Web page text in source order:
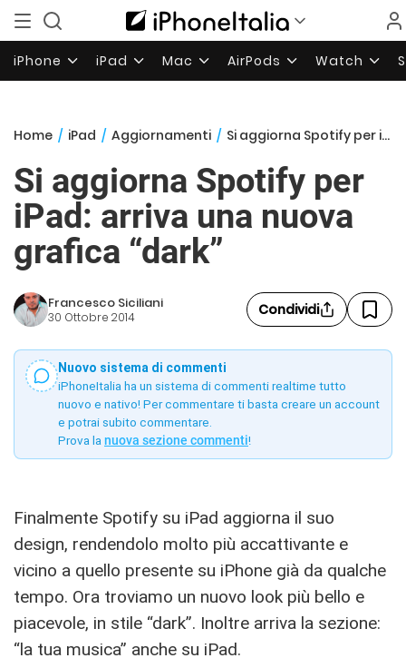
iPhone iPad Mac AirPods Watch
Home / iPad / Aggiornamenti / Si aggiorna Spotify per iPad: arriva una nuova grafica “dark”
Si aggiorna Spotify per
iPad: arriva una nuova
grafica “dark”
Francesco Siciliani
30 Ottobre 2014 Condividi
Nuovo sistema di commenti
iPhoneItalia ha un sistema di commenti realtime tutto
nuovo e nativo! Per commentare ti basta creare un account
e potrai subito commentare.
Prova la nuova sezione commenti!
Finalmente Spotify su iPad aggiorna il suo
design, rendendolo molto più accattivante e
vicino a quello presente su iPhone già da qualche
tempo. Ora troviamo un nuovo look più bello e
piacevole, in stile “dark”. Inoltre arriva la sezione:
“la tua musica” anche su iPad.